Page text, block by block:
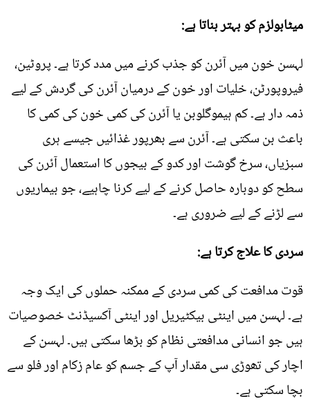
میٹابولزم کو بہتر بناتا ہے:
لہسن خون میں آئرن کو جذب کرنے میں مدد کرتا ہے۔ پروٹین،
فیروپورٹن، خلیات اور خون کے درمیان آئرن کی گردش کے لیے
ذمہ دار ہے۔ کم ہیموگلوبن یا آئرن کی کمی خون کی کمی کا
باعث بن سکتی ہے۔ آئرن سے بھرپور غذائیں جیسے ہری
سبزیاں، سرخ گوشت اور کدو کے بیجوں کا استعمال آئرن کی
سطح کو دوبارہ حاصل کرنے کے لیے کرنا چاہیے، جو بیماریوں
سے لڑنے کے لیے ضروری ہے۔
سردی کا علاج کرتا ہے:
قوت مدافعت کی کمی سردی کے ممکنہ حملوں کی ایک وجہ
ہے۔ لہسن میں اینٹی بیکٹیریل اور اینٹی آکسیڈنٹ خصوصیات
ہیں جو انسانی مدافعتی نظام کو بڑھا سکتی ہیں۔ لہسن کے
اچار کی تھوڑی سی مقدار آپ کے جسم کو عام زکام اور فلو سے
بچا سکتی ہے۔